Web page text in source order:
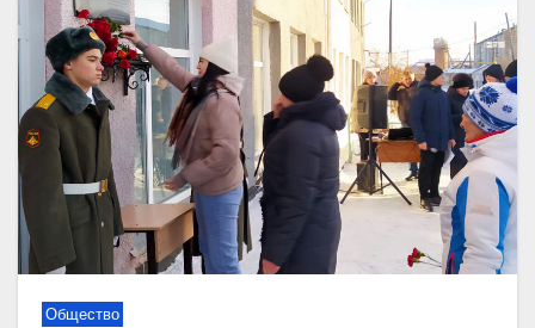
Общество